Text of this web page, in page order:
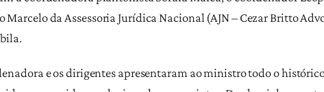
Marcelo da Assessoria Jurídica Nacional (AJN – Cezar Britto
e os dirigentes apresentaram ao ministro todo o